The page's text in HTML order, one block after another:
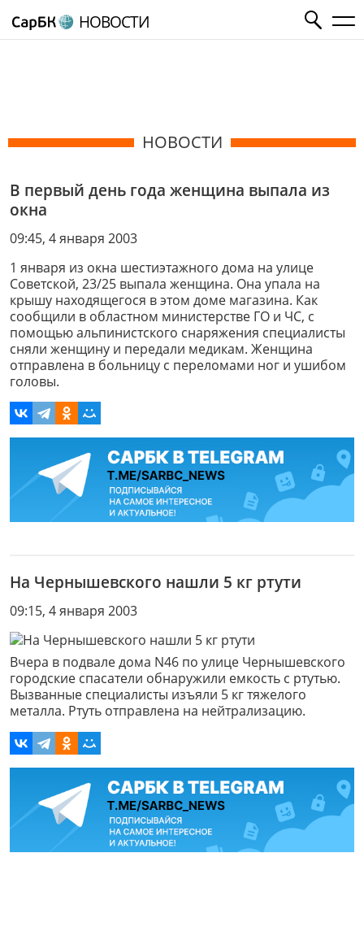
НОВОСТИ
НОВОСТИ
В первый день года женщина выпала из
окна
09:45, 4 января 2003
1 января из окна шестиэтажного дома на улице
Советской, 23/25 выпала женщина. Она упала на
крышу находящегося в этом доме магазина. Как
сообщили в областном министерстве ГО и ЧС, с
помощью альпинистского снаряжения специалисты
сняли женщину и передали медикам. Женщина
отправлена в больницу с переломами ног и ушибом
головы.
На Чернышевского нашли 5 кг ртути
09:15, 4 января 2003
Вчера в подвале дома N46 по улице Чернышевского
городские спасатели обнаружили емкость с ртутью.
Вызванные специалисты изъяли 5 кг тяжелого
металла. Ртуть отправлена на нейтрализацию.